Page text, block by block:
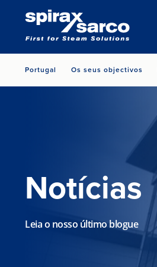
Portugal Os seus objectivos
Notícias
Leia o nosso último blogue